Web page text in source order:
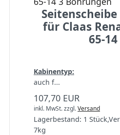
für Claas
65-14
Kabinentyp:
auch f...
107,70 EUR
inkl. MwSt.zzgl.Versand
Lagerbestand: 1 Stück,
7kg